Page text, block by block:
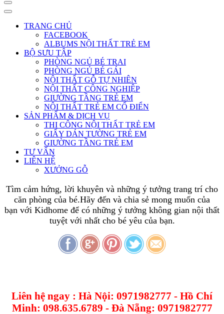
TRANG CHỦ
FACEBOOK
ALBUMS NỘI THẤT TRẺ EM
BỘ SƯU TẬP
PHÒNG NGỦ BÉ TRAI
PHÒNG NGỦ BÉ GÁI
NỘI THẤT GỖ TỰ NHIÊN
NỘI THẤT CÔNG NGHIỆP
GIƯỜNG TẦNG TRẺ EM
NỘI THẤT TRẺ EM CỔ ĐIỂN
SẢN PHẨM & DỊCH VỤ
THI CÔNG NỘI THẤT TRẺ EM
GIẤY DÁN TƯỜNG TRẺ EM
GIƯỜNG TẦNG TRẺ EM
TƯ VẤN
LIÊN HỆ
XƯỞNG GỖ
Tìm cảm hứng, lời khuyên và những ý tưởng trang trí cho
căn phòng của bé.Hãy đến và chia sẻ mong muốn của
bạn với Kidhome để có những ý tưởng không gian nội thất
tuyệt với nhất cho bé yêu của bạn.
Liên hệ ngay : Hà Nội: 0971982777 - Hồ Chí
Minh: 098.635.6789 - Đà Nẵng: 0971982777